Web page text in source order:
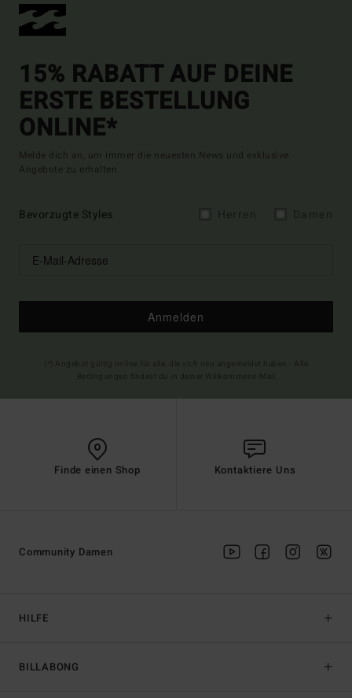
15% RABATT AUF DEINE
ERSTE BESTELLUNG
ONLINE*
Melde dich an, um immer die neuesten News und exklusive
Angebote zu erhalten.
Bevorzugte Styles
Anmelden
Finde einen Shop Kontaktiere Uns
HILFE
BILLABONG
Community Damen